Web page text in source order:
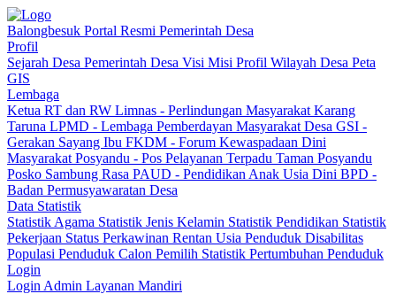
Balongbesuk Portal Resmi Pemerintah Desa
Profil
Sejarah Desa Pemerintah Desa Visi Misi Profil Wilayah Desa Peta
GIS
Lembaga
Ketua RT dan RW Limnas - Perlindungan Masyarakat Karang
Taruna LPMD - Lembaga Pemberdayan Masyarakat Desa GSI -
Gerakan Sayang Ibu FKDM - Forum Kewaspadaan Dini
Masyarakat Posyandu - Pos Pelayanan Terpadu Taman Posyandu
Posko Sambung Rasa PAUD - Pendidikan Anak Usia Dini BPD -
Badan Permusyawaratan Desa
Data Statistik
Statistik Agama Statistik Jenis Kelamin Statistik Pendidikan Statistik
Pekerjaan Status Perkawinan Rentan Usia Penduduk Disabilitas
Populasi Penduduk Calon Pemilih Statistik Pertumbuhan Penduduk
Login
Login Admin Layanan Mandiri